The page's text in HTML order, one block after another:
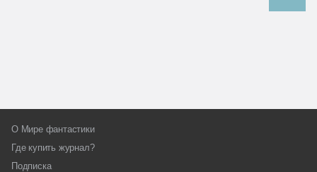
О Мире фантастики
Где купить журнал?
Подписка